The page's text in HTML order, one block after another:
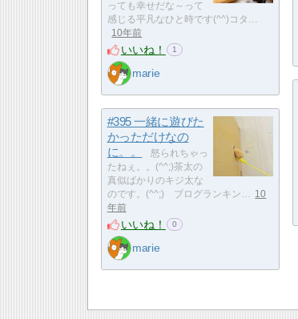
っても幸せだな～って
感じる平凡なひと時です(^^)コタ…
10年前
いいね！ 1
marie
#395 一緒に遊びた
かっただけなの
に。。
怒られちゃっ
たねぇ。。(^^;)茶太の
真似ばかりのキジ太な
のです。(^^;) ブログランキン… 10
年前
いいね！ 0
marie